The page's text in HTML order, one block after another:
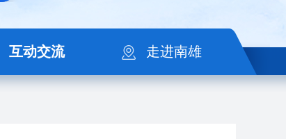
互动交流 走进南雄